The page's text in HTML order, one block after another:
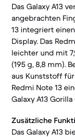
Das Galaxy A13
angebrachten
13 integriert
Display. Das
leichter und mit
(195 g, 8,8 mm).
aus Kunststoff
Redmi Note 13
Galaxy A13
Zusätzliche
Das Galaxy A13